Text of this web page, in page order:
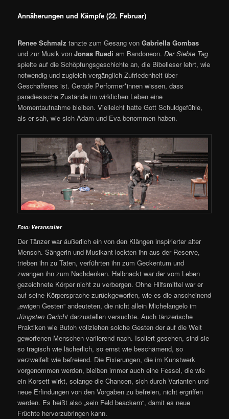
Annäherungen und Kämpfe (22. Februar)
Renee Schmalztanzte zum Gesang von Gabriella Gombas
und zur Musik von Jonas Ruediam Bandoneon.Der Siebte Tag
spielte auf die Schöpfungsgeschichte an, die Bibelleser lehrt, wie
notwendig und zugleich vergänglich Zufriedenheit über
Geschaffenes ist. Gerade Performer*innen wissen, dass
paradiesische Zustände im wirklichen Leben eine
Momentaufnahme bleiben. Vielleicht hatte Gott Schuldgefühle,
als er sah, wie sich Adam und Eva benommen haben.
Foto: Veranstalter
Der Tänzer war äußerlich ein von den Klängen inspirierter alter
Mensch. Sängerin und Musikant lockten ihn aus der Reserve,
trieben ihn zu Taten, verführten ihn zum Geckentum und
zwangen ihn zum Nachdenken. Halbnackt war der vom Leben
gezeichnete Körper nicht zu verbergen. Ohne Hilfsmittel war er
auf seine Körpersprache zurückgeworfen, wie es die anscheinend
„ewigen Gesten“ andeuteten, die nicht allein Michelangelo im
Jüngsten Gericht darzustellen versuchte. Auch tänzerische
Praktiken wie Butoh vollziehen solche Gesten der auf die Welt
geworfenen Menschen variierend nach. Isoliert gesehen, sind sie
so tragisch wie lächerlich, so ernst wie beschämend, so
verzweifelt wie befreiend. Die Fixierungen, die im Kunstwerk
vorgenommen werden, bleiben immer auch eine Fessel, die wie
ein Korsett wirkt, solange die Chancen, sich durch Varianten und
neue Erfindungen von den Vorgaben zu befreien, nicht ergriffen
werden. Es heißt also „sein Feld beackern“, damit es neue
Früchte hervorzubringen kann.